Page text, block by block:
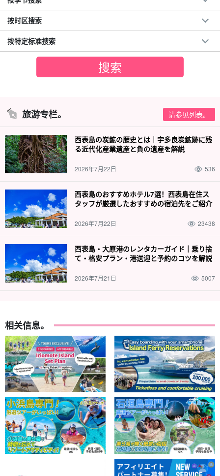
按时区搜索
按特定标准搜索
旅游专栏。 请参见列表。
西表島の炭鉱の歴史とは｜宇多良炭鉱跡に残
る近代化産業遺産と負の遺産を解説
2026年7月22日 536
西表島のおすすめホテル7選！西表島在住ス
タッフが厳選したおすすめの宿泊先をご紹介
2026年7月22日 23438
西表島・大原港のレンタカーガイド｜乗り捨
て・格安プラン・港送迎と予約のコツを解説
2026年7月21日 5007
相关信息。